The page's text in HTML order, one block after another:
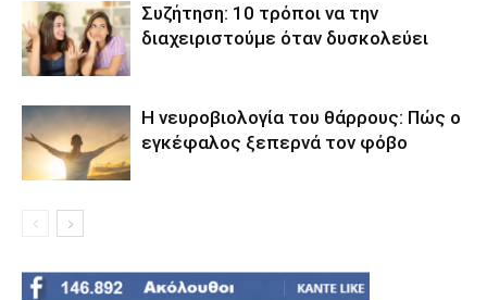
Συζήτηση: 10 τρόποι να την
διαχειριστούμε όταν δυσκολεύει
Η νευροβιολογία του θάρρους: Πώς ο
εγκέφαλος ξεπερνά τον φόβο